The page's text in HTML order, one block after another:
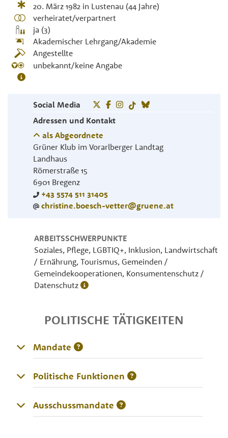
20. März 1982in Lustenau (44 Jahre)
verheiratet/verpartnert
ja (3)
Akademischer Lehrgang/Akademie
Angestellte
unbekannt/keine Angabe
Social Media
Adressen und Kontakt
als Abgeordnete
Grüner Klub im Vorarlberger Landtag
Landhaus
Römerstraße 15
6901 Bregenz
+43 5574 511 31405
christine.boesch-vetter@gruene.at
ARBEITSSCHWERPUNKTE
Soziales, Pflege, LGBTIQ+, Inklusion, Landwirtschaft
/ Ernährung, Tourismus, Gemeinden /
Gemeindekooperationen, Konsumentenschutz /
Datenschutz
POLITISCHE TÄTIGKEITEN
Mandate
Politische Funktionen
Ausschussmandate